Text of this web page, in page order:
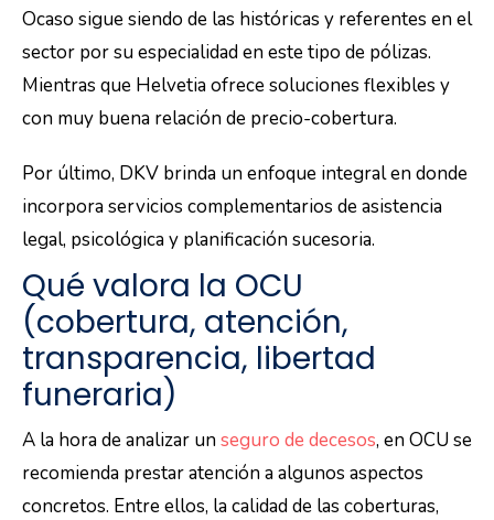
Ocaso sigue siendo de las históricas y referentes en el
sector por su especialidad en este tipo de pólizas.
Mientras que Helvetia ofrece soluciones flexibles y
con muy buena relación de precio-cobertura.
Por último, DKV brinda un enfoque integral en donde
incorpora servicios complementarios de asistencia
legal, psicológica y planificación sucesoria.
Qué valora la OCU
(cobertura, atención,
transparencia, libertad
funeraria)
A la hora de analizar unseguro de decesos, en OCU se
recomienda prestar atención a algunos aspectos
concretos. Entre ellos, la calidad de las coberturas,